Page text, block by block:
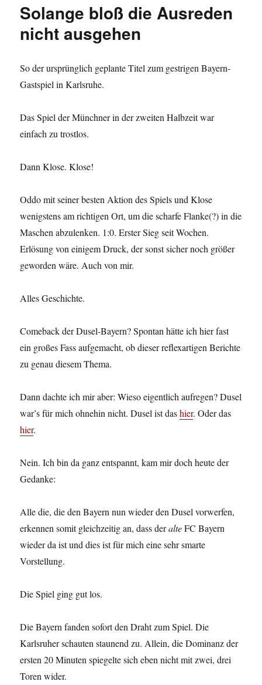
Solange bloß die Ausreden
nicht ausgehen
So der ursprünglich geplante Titel zum gestrigen Bayern-
Gastspiel in Karlsruhe.
Das Spiel der Münchner in der zweiten Halbzeit war
einfach zu trostlos.
Dann Klose. Klose!
Oddo mit seiner besten Aktion des Spiels und Klose
wenigstens am richtigen Ort, um die scharfe Flanke(?) in die
Maschen abzulenken. 1:0. Erster Sieg seit Wochen.
Erlösung von einigem Druck, der sonst sicher noch größer
geworden wäre. Auch von mir.
Alles Geschichte.
Comeback der Dusel-Bayern? Spontan hätte ich hier fast
ein großes Fass aufgemacht, ob dieser reflexartigen Berichte
zu genau diesem Thema.
Dann dachte ich mir aber: Wieso eigentlich aufregen? Dusel
war’s für mich ohnehin nicht. Dusel ist dashier. Oder das
hier.
Nein. Ich bin da ganz entspannt, kam mir doch heute der
Gedanke:
Alle die, die den Bayern nun wieder den Dusel vorwerfen,
erkennen somit gleichzeitig an, dass deralteFC Bayern
wieder da ist und dies ist für mich eine sehr smarte
Vorstellung.
Die Spiel ging gut los.
Die Bayern fanden sofort den Draht zum Spiel. Die
Karlsruher schauten staunend zu. Allein, die Dominanz der
ersten 20 Minuten spiegelte sich eben nicht mit zwei, drei
Toren wider.